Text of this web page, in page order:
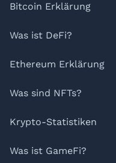
Bitcoin Erklärung
Was ist DeFi?
Ethereum Erklärung
Was sind NFTs?
Krypto-Statistiken
Was ist GameFi?